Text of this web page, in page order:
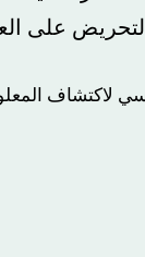
على العنف